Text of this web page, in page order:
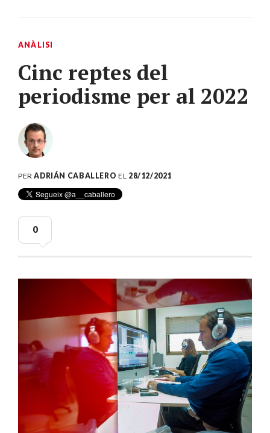
ANÀLISI
Cinc reptes del
periodisme per al 2022
PERADRIÁN CABALLERO EL 28/12/2021
0